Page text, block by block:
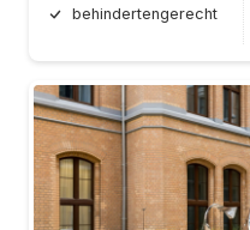
behindertengerecht